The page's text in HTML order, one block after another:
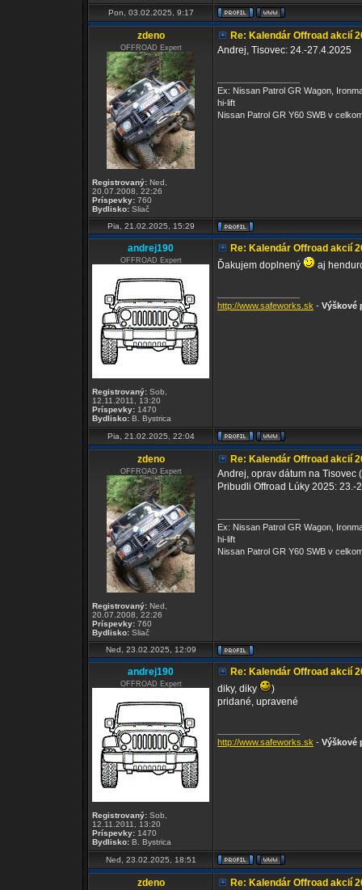
Pon, 03.02.2025, 9:17
zdeno
OFFROAD Expert
Registrovaný: Ned,
20.07.2008, 22:26
Príspevky: 760
Bydlisko: Sliač
Re: Kalendár Offroad akcií
Andrej, Tisovec: 24.-27.4.2025
Ex: Nissan Patrol GR Wagon,
hi-lift
Nissan Patrol GR Y60 SWB v
Pia, 21.02.2025, 15:29
andrej190
OFFROAD Expert
Registrovaný: Sob,
12.11.2011, 13:20
Príspevky: 1470
Bydlisko: B. Bystrica
Re: Kalendár Offroad akcií
Ďakujem doplnený
aj
http://www.safeworks.sk - Výškové
Pia, 21.02.2025, 22:04
zdeno
OFFROAD Expert
Registrovaný: Ned,
20.07.2008, 22:26
Príspevky: 760
Bydlisko: Sliač
Re: Kalendár Offroad akcií
Andrej, oprav dátum na Tisovec
Pribudli Offroad Lúky 2025: 23.-
Ex: Nissan Patrol GR Wagon,
hi-lift
Nissan Patrol GR Y60 SWB v
Ned, 23.02.2025, 12:09
andrej190
OFFROAD Expert
Registrovaný: Sob,
12.11.2011, 13:20
Príspevky: 1470
Bydlisko: B. Bystrica
Re: Kalendár Offroad akcií
diky, diky
)
pridané, upravené
http://www.safeworks.sk - Výškové
Ned, 23.02.2025, 18:51
zdeno Re: Kalendár Offroad akcií